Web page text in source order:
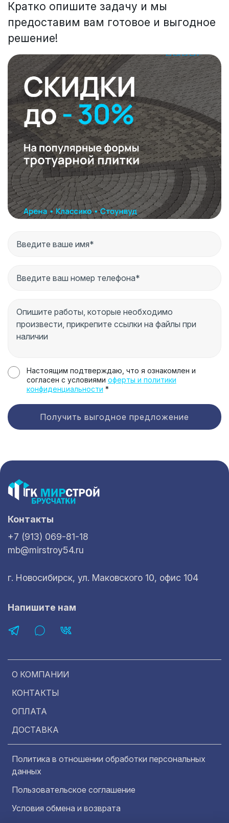
Кратко опишите задачу и мы
предоставим вам готовое и выгодное
решение!
Настоящим подтверждаю, что я ознакомлен и
согласен с условиями оферты и политики
конфиденциальности *
Получить выгодное предложение
О КОМПАНИИ
КОНТАКТЫ
ОПЛАТА
ДОСТАВКА
Политика в отношении обработки персональных
данных
Пользовательское соглашение
Условия обмена и возврата
Контакты
+7 (913) 069-81-18
mb@mirstroy54.ru
г. Новосибирск, ул. Маковского 10, офис 104
Напишите нам